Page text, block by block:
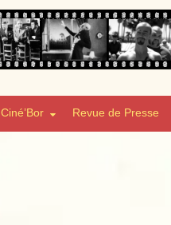
Ciné’Bor Revue de Presse